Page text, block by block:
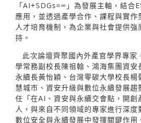
「AI+SDGs=∞」為發展主軸，結合
應用，並透過產學合作、課程與實
人才培育機制，為企業與社會提供
持。
此次論壇齊聚國內外產官學界專家
學常務副校長陳祖翰、鴻海集團資安
永續長黃怡穎、台灣零碳大學校長楊
慧城市、資安升級與數位永續發展趨
任「在AI、資安與永續交會點，開創
人，與來自不同領域的專家進行深
數位安全與永續發展中發揮關鍵作用